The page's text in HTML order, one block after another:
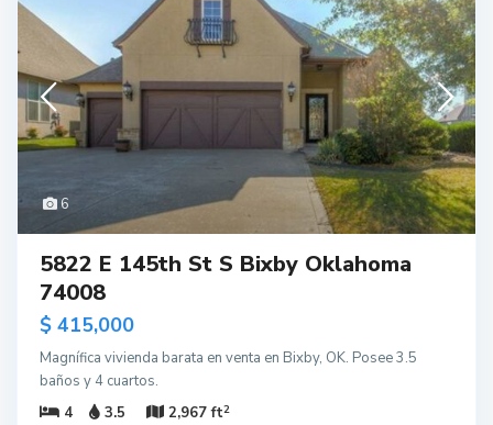
6
5822 E 145th St S Bixby Oklahoma
74008
$ 415,000
Magnífica vivienda barata en venta en Bixby, OK. Posee 3.5
baños y 4 cuartos.
4
3.5 2,967 ft2